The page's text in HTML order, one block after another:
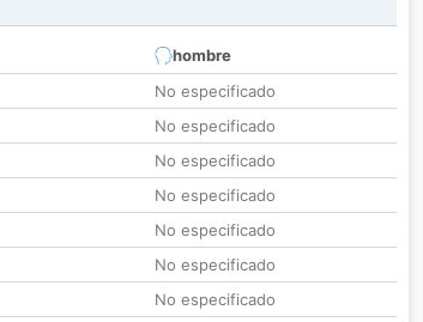
hombre
No especificado
No especificado
No especificado
No especificado
No especificado
No especificado
No especificado